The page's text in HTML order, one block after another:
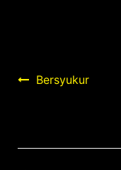
Post
Bersyukur